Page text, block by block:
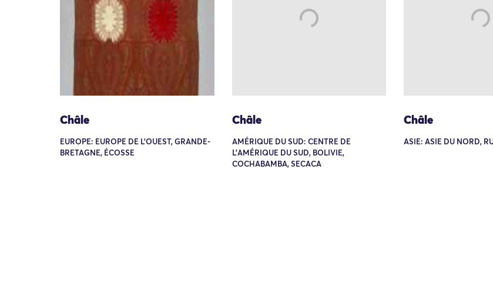
Châle
EUROPE: EUROPE DE L'OUEST, GRANDE-
BRETAGNE, ÉCOSSE
Châle
AMÉRIQUE DU SUD: CENTRE DE
L'AMÉRIQUE DU SUD, BOLIVIE,
COCHABAMBA, SECACA
Châle
ASIE: ASIE DU NORD,